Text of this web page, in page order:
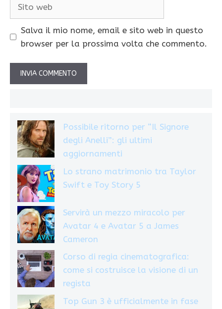
Salva il mio nome, email e sito web in questo
browser per la prossima volta che commento.
Possibile ritorno per “Il Signore
degli Anelli”: gli ultimi
aggiornamenti
Lo strano matrimonio tra Taylor
Swift e Toy Story 5
Servirà un mezzo miracolo per
Avatar 4 e Avatar 5 a James
Cameron
Corso di regia cinematografica:
come si costruisce la visione di un
regista
Top Gun 3 è ufficialmente in fase